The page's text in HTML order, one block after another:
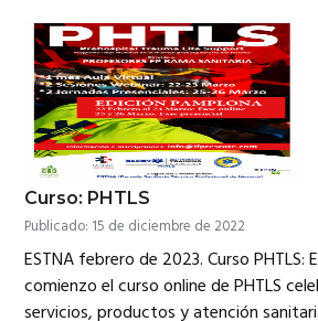
Curso: PHTLS
Publicado: 15 de diciembre de 2022
ESTNA febrero de 2023. Curso PHTLS:
comienzo el curso online de PHTLS
servicios, productos y atención